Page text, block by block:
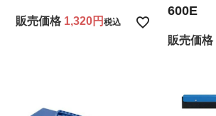
販売価格 1,320 税込
600E
販売価格